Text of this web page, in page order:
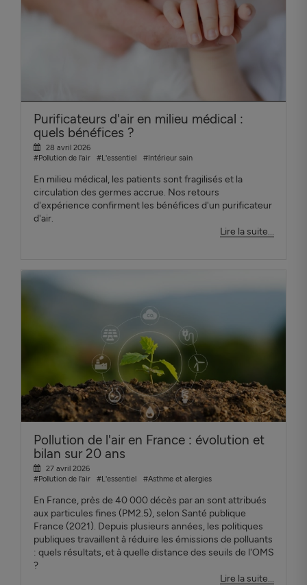
Purificateurs d'air en milieu médical :
quels bénéfices ?
28 avril 2026
#Pollution de l'air
#L'essentiel #Intérieur sain
En milieu médical, les patients sont fragilisés et la
circulation des germes accrue. Nos retours
d'expérience confirment les bénéfices d'un purificateur
d'air.
Lire la suite...
Pollution de l'air en France : évolution et
bilan sur 20 ans
27 avril 2026
#Pollution de l'air
#L'essentiel #Asthme et allergies
En France, près de 40 000 décès par an sont attribués
aux particules fines (PM2.5), selon Santé publique
France (2021). Depuis plusieurs années, les politiques
publiques travaillent à réduire les émissions de polluants
: quels résultats, et à quelle distance des seuils de l'OMS
?
Lire la suite...